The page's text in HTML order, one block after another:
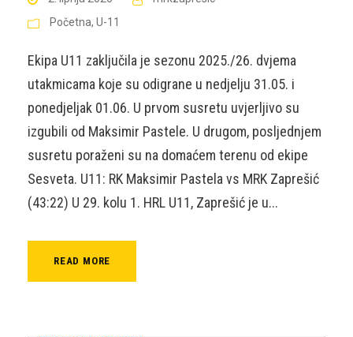
Početna, U-11
Ekipa U11 zaključila je sezonu 2025./26. dvjema
utakmicama koje su odigrane u nedjelju 31.05. i
ponedjeljak 01.06. U prvom susretu uvjerljivo su
izgubili od Maksimir Pastele. U drugom, posljednjem
susretu poraženi su na domaćem terenu od ekipe
Sesveta. U11: RK Maksimir Pastela vs MRK Zaprešić
(43:22) U 29. kolu 1. HRL U11, Zaprešić je u...
READ MORE